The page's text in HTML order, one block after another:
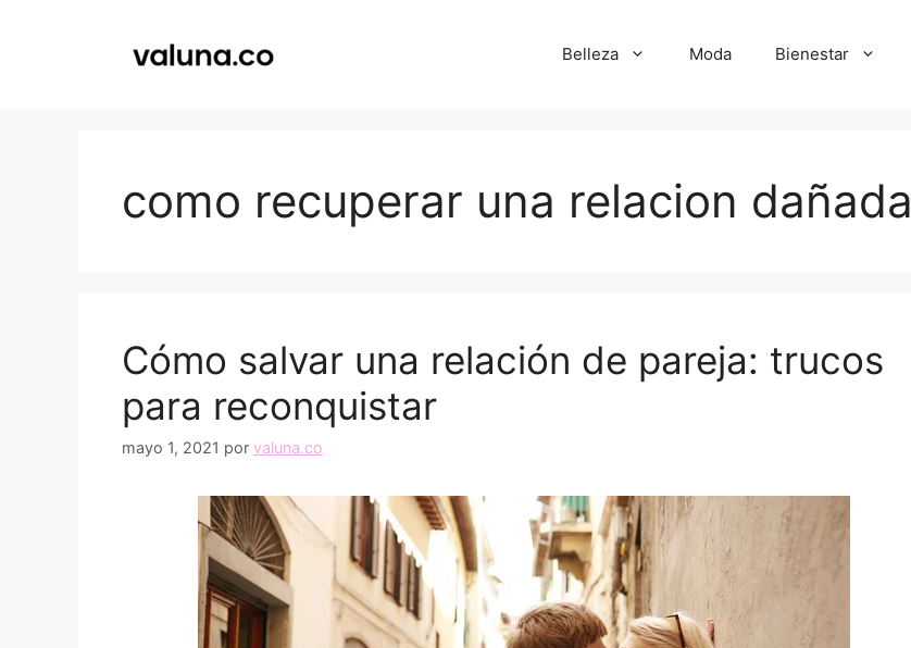
Belleza Moda Bienestar
como recuperar una relacion dañada
Cómo salvar una relación de pareja: trucos
para reconquistar
mayo 1, 2021 por valuna.co